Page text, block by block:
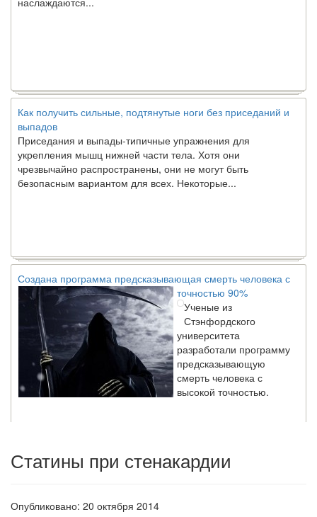
Как получить сильные, подтянутые ноги без приседаний и
выпадов
Приседания и выпады-типичные упражнения для
укрепления мышц нижней части тела. Хотя они
чрезвычайно распространены, они не могут быть
безопасным вариантом для всех. Некоторые...
Создана программа предсказывающая смерть человека с
точностью 90%
Ученые из
Стэнфордского
университета
разработали программу
предсказывающую
смерть человека с
высокой точностью.
Глава Минздрава РФ
Статины при стенакардии
Опубликовано: 20 октября 2014